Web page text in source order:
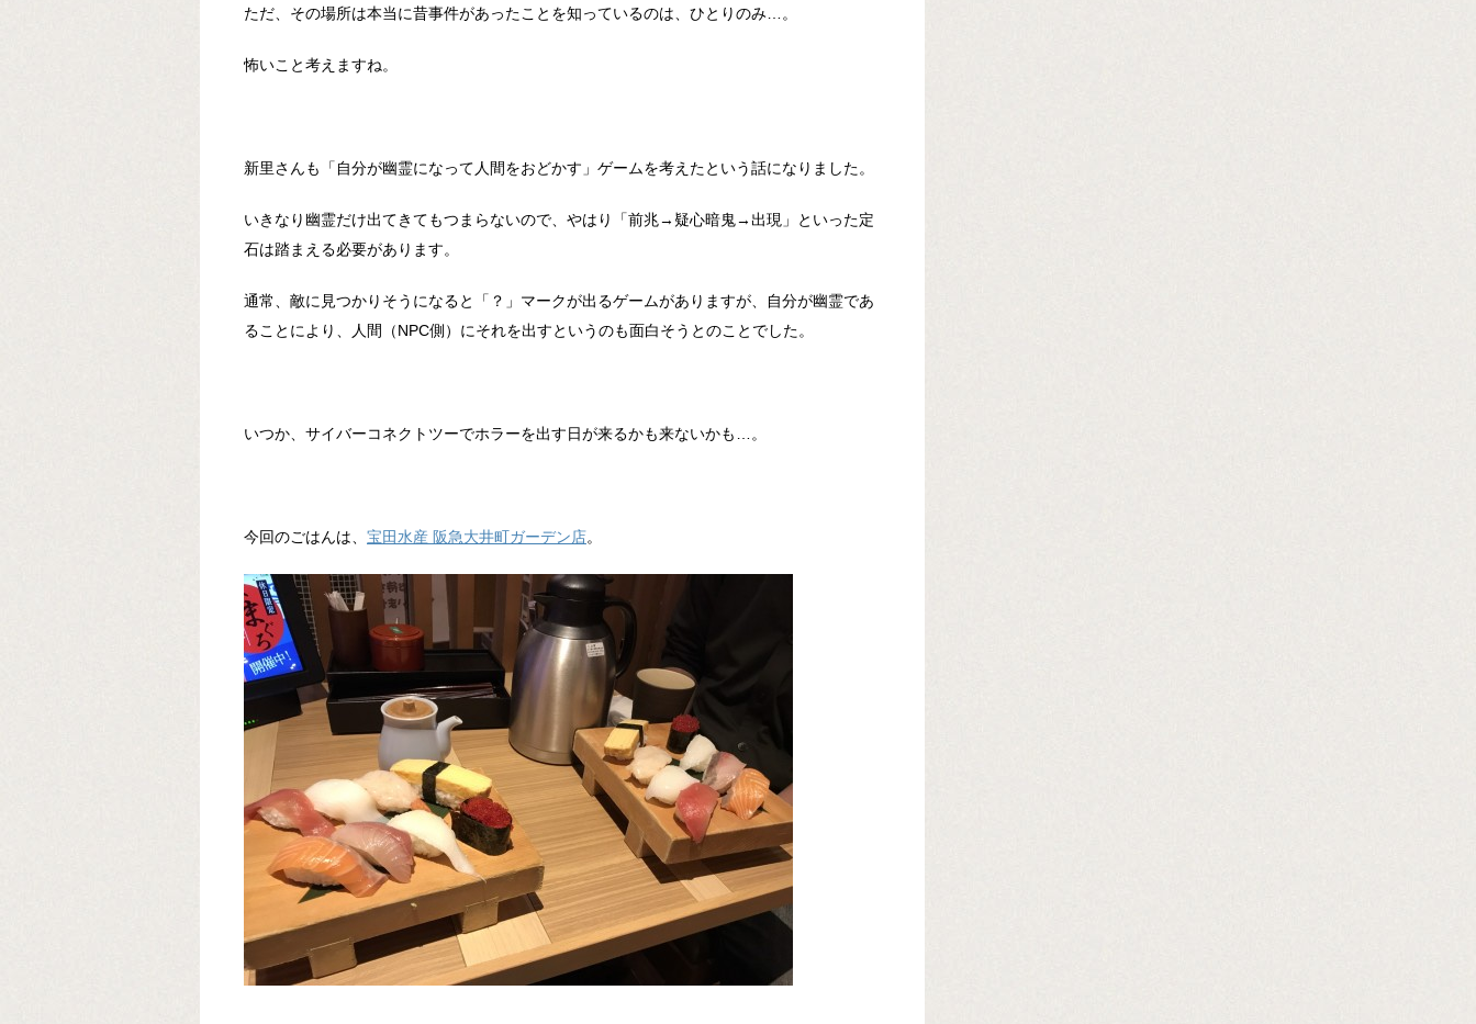
ただ、その場所は本当に昔事件があったことを知っているのは、ひとりのみ…。
怖いこと考えますね。
新里さんも「自分が幽霊になって人間をおどかす」ゲームを考えたという話になりました。
いきなり幽霊だけ出てきてもつまらないので、やはり「前兆→疑心暗鬼→出現」といった定
石は踏まえる必要があります。
通常、敵に見つかりそうになると「？」マークが出るゲームがありますが、自分が幽霊であ
ることにより、人間（NPC側）にそれを出すというのも面白そうとのことでした。
いつか、サイバーコネクトツーでホラーを出す日が来るかも来ないかも…。
今回のごはんは、 宝田水産 阪急大井町ガーデン店。